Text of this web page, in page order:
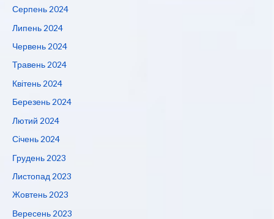
Серпень 2024
Липень 2024
Червень 2024
Травень 2024
Квітень 2024
Березень 2024
Лютий 2024
Січень 2024
Грудень 2023
Листопад 2023
Жовтень 2023
Вересень 2023